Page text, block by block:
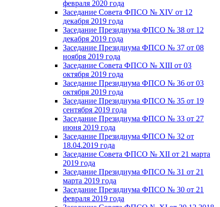
февраля 2020 года
Заседание Совета ФПСО № XIV от 12
декабря 2019 года
Заседание Президиума ФПСО № 38 от 12
декабря 2019 года
Заседание Президиума ФПСО № 37 от 08
ноября 2019 года
Заседание Совета ФПСО № XIII от 03
октября 2019 года
Заседание Президиума ФПСО № 36 от 03
октября 2019 года
Заседание Президиума ФПСО № 35 от 19
сентября 2019 года
Заседание Президиума ФПСО № 33 от 27
июня 2019 года
Заседание Президиума ФПСО № 32 от
18.04.2019 года
Заседание Совета ФПСО № XII от 21 марта
2019 года
Заседание Президиума ФПСО № 31 от 21
марта 2019 года
Заседание Президиума ФПСО № 30 от 21
февраля 2019 года